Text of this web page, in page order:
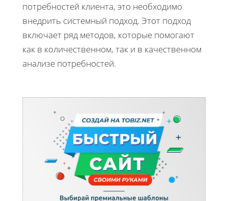
потребностей клиента, это необходимо
внедрить системный подход. Этот подход
включает ряд методов, которые помогают
как в количественном, так и в качественном
анализе потребностей.